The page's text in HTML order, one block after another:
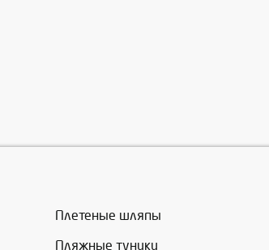
Плетеные шляпы
Пляжные туники